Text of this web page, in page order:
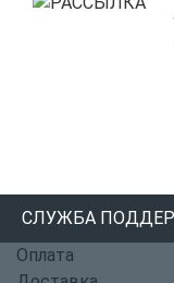
СЛУЖБА
Оплата